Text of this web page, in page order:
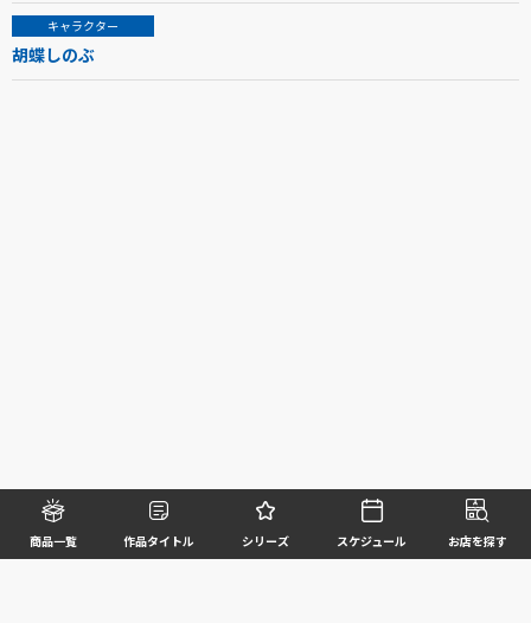
商品一覧 作品タイトル シリーズ スケジュール お店を探す
キャラクター
胡蝶しのぶ